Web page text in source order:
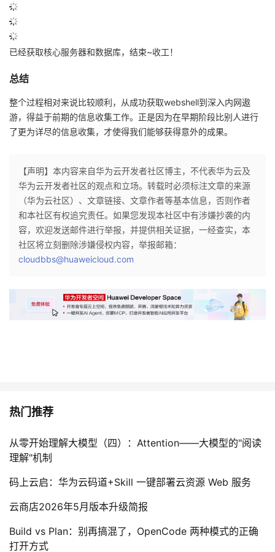
已经获取核心服务器和数据库，结束~收工！
总结
整个过程相对来说比较顺利，从成功获取webshell到深入内网遨
游，得益于前期的信息收集工作。正是因为在早期阶段比别人进行
了更为详尽的信息收集，才使得我们能够获得意外的成果。
【声明】本内容来自华为云开发者社区博主，不代表华为云及
华为云开发者社区的观点和立场。转载时必须标注文章的来源
（华为云社区）、文章链接、文章作者等基本信息，否则作者
和本社区有权追究责任。如果您发现本社区中有涉嫌抄袭的内
容，欢迎发送邮件进行举报，并提供相关证据，一经查实，本
社区将立刻删除涉嫌侵权内容，举报邮箱：
cloudbbs@huaweicloud.com
热门推荐
从零开始理解大模型（四）：Attention——大模型的"阅读
理解"机制
码上云启：华为云码道+Skill 一键部署云资源 Web 服务
云商店2026年5月版本升级简报
Build vs Plan：别再搞混了，OpenCode 两种模式的正确
打开方式